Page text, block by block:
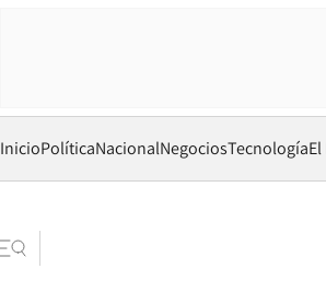
InicioPolíticaNacionalNegociosTecnología